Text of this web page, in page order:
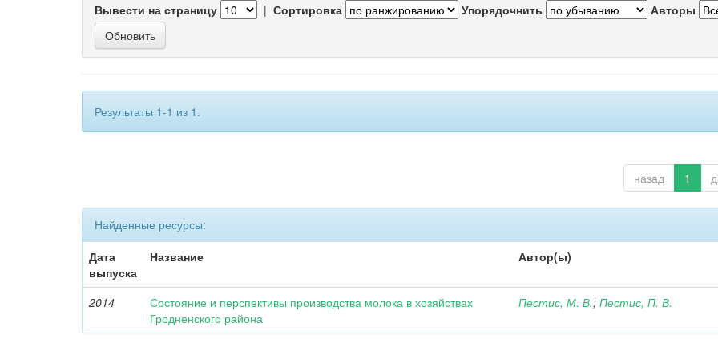
Вывести на страницу | Сортировка Упорядочнить Авторы
Результаты 1-1 из 1.
назад 1
Найденные ресурсы:
Дата
выпуска
Название Автор(ы)
2014
Состояние и перспективы производства молока в хозяйствах
Гродненского района
Пестис, М. В.;Пестис, П. В.